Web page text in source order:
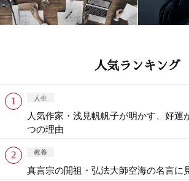
人気ランキング
人生
人気作家・浅見帆帆子が明かす、好運
つの理由
教養
真言宗の開祖・弘法大師空海の名言に